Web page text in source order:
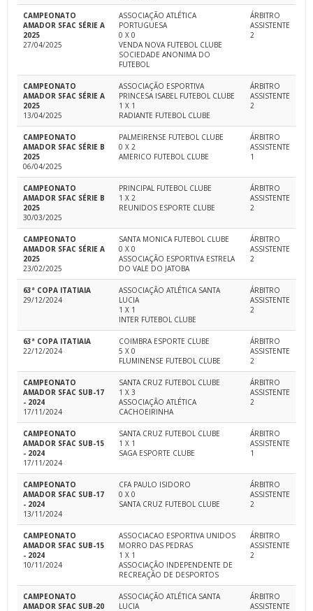
CAMPEONATO
AMADOR SFAC SÉRIE A
2025
27/04/2025
ASSOCIAÇÃO ATLÉTICA
PORTUGUESA
0 X 0
VENDA NOVA FUTEBOL CLUBE
SOCIEDADE ANONIMA DO
FUTEBOL
ÁRBITRO
ASSISTENTE
2
CAMPEONATO
AMADOR SFAC SÉRIE A
2025
13/04/2025
ASSOCIAÇÃO ESPORTIVA
PRINCESA ISABEL FUTEBOL CLUBE
1 X 1
RADIANTE FUTEBOL CLUBE
ÁRBITRO
ASSISTENTE
2
CAMPEONATO
AMADOR SFAC SÉRIE B
2025
06/04/2025
PALMEIRENSE FUTEBOL CLUBE
0 X 2
AMERICO FUTEBOL CLUBE
ÁRBITRO
ASSISTENTE
1
CAMPEONATO
AMADOR SFAC SÉRIE B
2025
30/03/2025
PRINCIPAL FUTEBOL CLUBE
1 X 2
REUNIDOS ESPORTE CLUBE
ÁRBITRO
ASSISTENTE
2
CAMPEONATO
AMADOR SFAC SÉRIE A
2025
23/02/2025
SANTA MONICA FUTEBOL CLUBE
0 X 0
ASSOCIAÇÃO ESPORTIVA ESTRELA
DO VALE DO JATOBA
ÁRBITRO
ASSISTENTE
2
63ª COPA ITATIAIA
29/12/2024
ASSOCIAÇÃO ATLÉTICA SANTA
LUCIA
1 X 1
INTER FUTEBOL CLUBE
ÁRBITRO
ASSISTENTE
2
63ª COPA ITATIAIA
22/12/2024
COIMBRA ESPORTE CLUBE
5 X 0
FLUMINENSE FUTEBOL CLUBE
ÁRBITRO
ASSISTENTE
2
CAMPEONATO
AMADOR SFAC SUB-17
- 2024
17/11/2024
SANTA CRUZ FUTEBOL CLUBE
1 X 3
ASSOCIAÇÃO ATLÉTICA
CACHOEIRINHA
ÁRBITRO
ASSISTENTE
2
CAMPEONATO
AMADOR SFAC SUB-15
- 2024
17/11/2024
SANTA CRUZ FUTEBOL CLUBE
1 X 1
SAGA ESPORTE CLUBE
ÁRBITRO
ASSISTENTE
1
CAMPEONATO
AMADOR SFAC SUB-17
- 2024
13/11/2024
CFA PAULO ISIDORO
0 X 0
SANTA CRUZ FUTEBOL CLUBE
ÁRBITRO
ASSISTENTE
2
CAMPEONATO
AMADOR SFAC SUB-15
- 2024
10/11/2024
ASSOCIACAO ESPORTIVA UNIDOS
MORRO DAS PEDRAS
1 X 1
ASSOCIAÇÃO INDEPENDENTE DE
RECREAÇÃO DE DESPORTOS
ÁRBITRO
ASSISTENTE
2
CAMPEONATO
AMADOR SFAC SUB-20
ASSOCIAÇÃO ATLÉTICA SANTA
LUCIA
ÁRBITRO
ASSISTENTE